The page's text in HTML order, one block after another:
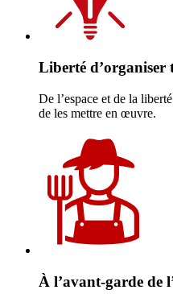
Liberté d’organiser
De l’espace et de la
de les mettre en œuvre.
À l’avant-garde de